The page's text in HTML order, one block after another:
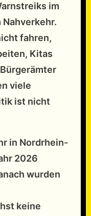
im
fahren,
Kitas
viele
ist nicht
in Nordrhein-
2026
wurden
keine